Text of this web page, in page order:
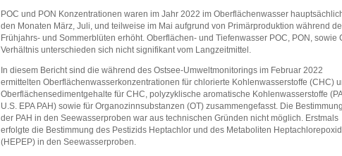
POC und PON Konzentrationen waren im Jahr 2022 im Oberflächenwasser
den Monaten März, Juli, und teilweise im Mai aufgrund von Primärproduktion während
Frühjahrs- und Sommerblüten erhöht. Oberflächen- und Tiefenwasser POC, PON, sowie
Verhältnis unterschieden sich nicht signifikant vom Langzeitmittel.
In diesem Bericht sind die während des Ostsee-Umweltmonitorings im Februar 2022
ermittelten Oberflächenwasserkonzentrationen für chlorierte Kohlenwasserstoffe (CHC)
Oberflächensedimentgehalte für CHC, polyzyklische aromatische Kohlenwasserstoffe
U.S. EPA PAH) sowie für Organozinnsubstanzen (OT) zusammengefasst. Die Bestimmung
der PAH in den Seewasserproben war aus technischen Gründen nicht möglich. Erstmals
erfolgte die Bestimmung des Pestizids Heptachlor und des Metaboliten Heptachlorepoxid
(HEPEP) in den Seewasserproben.